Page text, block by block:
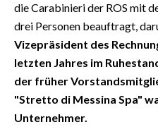
ABBONATI
ANNUNCI
NECROLOGI
die Carabinieri der ROS mit
drei Personen beauftragt,
Vizepräsident des
letzten Jahres im
der früher
"Stretto di Messina Spa"
Unternehmer.